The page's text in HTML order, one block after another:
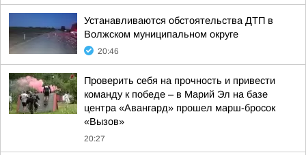
Устанавливаются обстоятельства ДТП в
Волжском муниципальном округе
20:46
Проверить себя на прочность и привести
команду к победе – в Марий Эл на базе
центра «Авангард» прошел марш-бросок
«Вызов»
20:27